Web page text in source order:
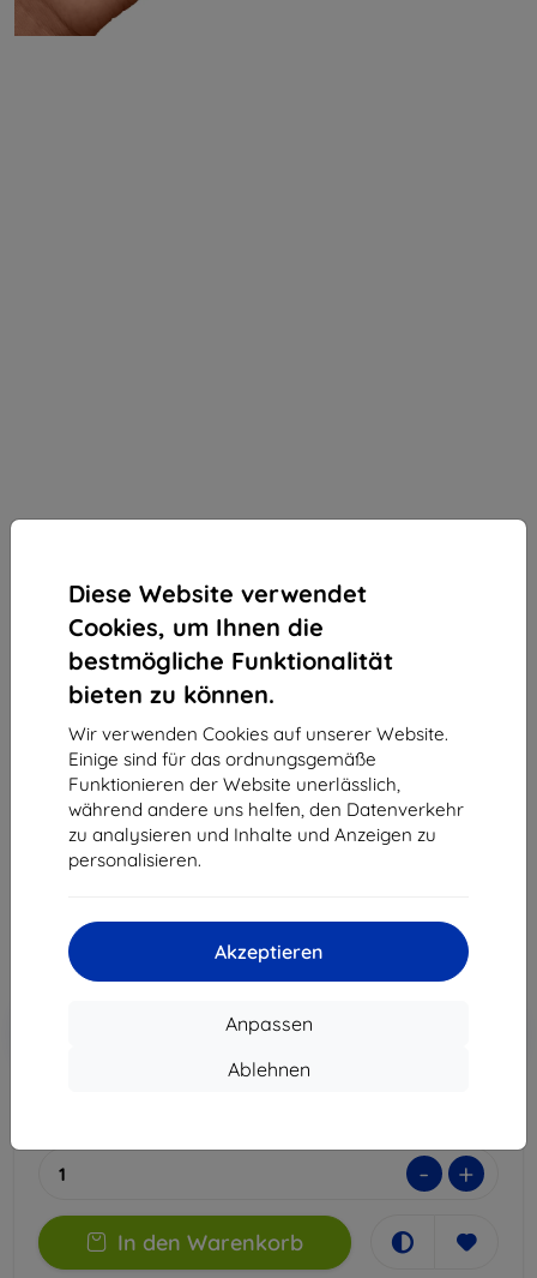
Diese Website verwendet
Cookies, um Ihnen die
bestmögliche Funktionalität
bieten zu können.
Wir verwenden Cookies auf unserer Website.
Einige sind für das ordnungsgemäße
Funktionieren der Website unerlässlich,
während andere uns helfen, den Datenverkehr
zu analysieren und Inhalte und Anzeigen zu
personalisieren.
Akzeptieren
Anpassen
Ablehnen
3mk Silky Matt Privacy Schutzfolie für Xiaomi 14T
Geeignet für: Xiaomi 14T
13,41 €
ohne MWSt
Rabatt mit Gutschein
- +
In den Warenkorb